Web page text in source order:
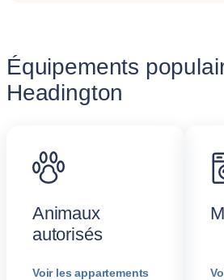
Équipements
Headington
Animaux
autorisés
Voir les appartements